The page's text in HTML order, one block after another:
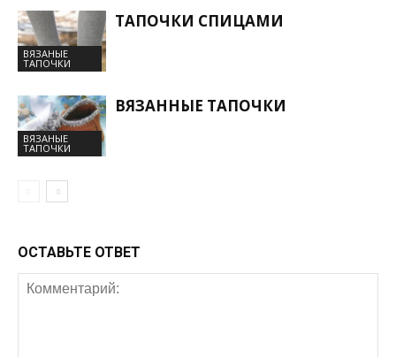
ВЯЗАНЫЕ
ТАПОЧКИ
ТАПОЧКИ СПИЦАМИ
ВЯЗАНЫЕ
ТАПОЧКИ
ВЯЗАННЫЕ ТАПОЧКИ
ОСТАВЬТЕ ОТВЕТ